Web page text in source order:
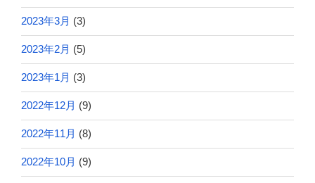
2023年3月 (3)
2023年2月 (5)
2023年1月 (3)
2022年12月 (9)
2022年11月 (8)
2022年10月 (9)